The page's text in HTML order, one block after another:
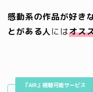
感動系の作品が好き
とがある人 にはオス
『AIR』視聴可能サービス